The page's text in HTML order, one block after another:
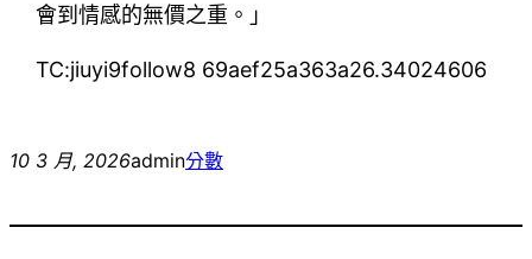
會到情感的無價之重。」
TC:jiuyi9follow8 69aef25a363a26.34024606
10 3 月, 2026admin分數